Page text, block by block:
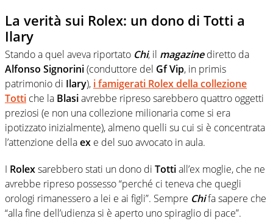
La verità sui Rolex: un dono di Totti a
Ilary
Stando a quel aveva riportato Chi, il magazine diretto da
Alfonso Signorini(conduttore del Gf Vip, in primis
patrimonio di Ilary), i famigerati Rolexdella collezione
Totti che la Blasiavrebbe ripreso sarebbero quattro oggetti
preziosi (e non una collezione milionaria come si era
ipotizzato inizialmente), almeno quelli su cui si è concentrata
l’attenzione dellaex e del suo avvocato in aula.
I Rolexsarebbero stati un dono di Tottiall’ex moglie, che ne
avrebbe ripreso possesso “perché ci teneva che quegli
orologi rimanessero a lei e ai figli”. Sempre Chifa sapere che
“alla fine dell’udienza si è aperto uno spiraglio di pace”.